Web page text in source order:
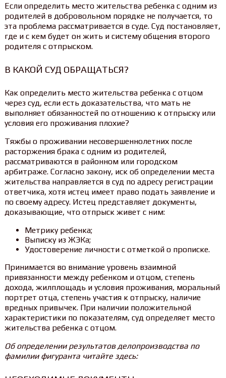
Если определить место жительства ребенка с одним из
родителей в добровольном порядке не получается, то
эта проблема рассматривается в суде. Суд постановляет,
где и с кем будет он жить и систему общения второго
родителя с отпрыском.
В КАКОЙ СУД ОБРАЩАТЬСЯ?
Как определить место жительства ребенка с отцом
через суд, если есть доказательства, что мать не
выполняет обязанностей по отношению к отпрыску или
условия его проживания плохие?
Тяжбы о проживании несовершеннолетних после
расторжения брака с одним из родителей,
рассматриваются в районном или городском
арбитраже. Согласно закону, иск об определении места
жительства направляется в суд по адресу регистрации
ответчика, хотя истец имеет право подать заявление и
по своему адресу. Истец представляет документы,
доказывающие, что отпрыск живет с ним:
Метрику ребенка;
Выписку из ЖЭКа;
Удостоверение личности с отметкой о прописке.
Принимается во внимание уровень взаимной
привязанности между ребенком и отцом, степень
дохода, жилплощадь и условия проживания, моральный
портрет отца, степень участия к отпрыску, наличие
вредных привычек. При наличии положительной
характеристики по показателям, суд определяет место
жительства ребенка с отцом.
Об определении результатов делопроизводства по
фамилии фигуранта читайте здесь: